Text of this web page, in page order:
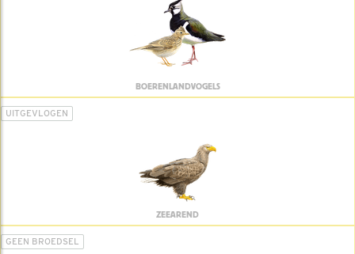
BOERENLANDVOGELS
UITGEVLOGEN
ZEEAREND
GEEN BROEDSEL